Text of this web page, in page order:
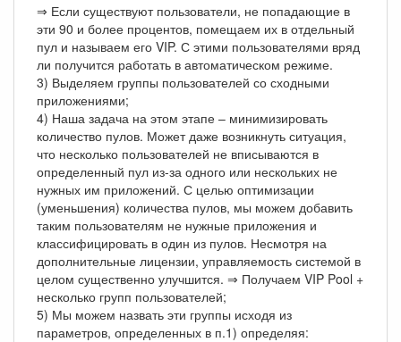
⇒ Если существуют пользователи, не попадающие в
эти 90 и более процентов, помещаем их в отдельный
пул и называем его VIP. С этими пользователями вряд
ли получится работать в автоматическом режиме.
3) Выделяем группы пользователей со сходными
приложениями;
4) Наша задача на этом этапе – минимизировать
количество пулов. Может даже возникнуть ситуация,
что несколько пользователей не вписываются в
определенный пул из-за одного или нескольких не
нужных им приложений. С целью оптимизации
(уменьшения) количества пулов, мы можем добавить
таким пользователям не нужные приложения и
классифицировать в один из пулов. Несмотря на
дополнительные лицензии, управляемость системой в
целом существенно улучшится. ⇒ Получаем VIP Pool +
несколько групп пользователей;
5) Мы можем назвать эти группы исходя из
параметров, определенных в п.1) определяя: